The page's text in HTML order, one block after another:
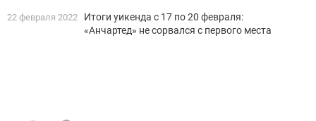
22 февраля 2022
Итоги уикенда с 17 по 20 февраля:
«Анчартед» не сорвался с первого места